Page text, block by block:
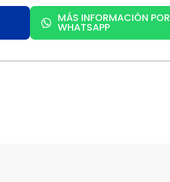
MÁS INFORMACIÓN POR
WHATSAPP